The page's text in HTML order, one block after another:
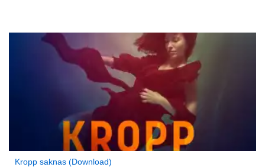
Kropp saknas (Download)